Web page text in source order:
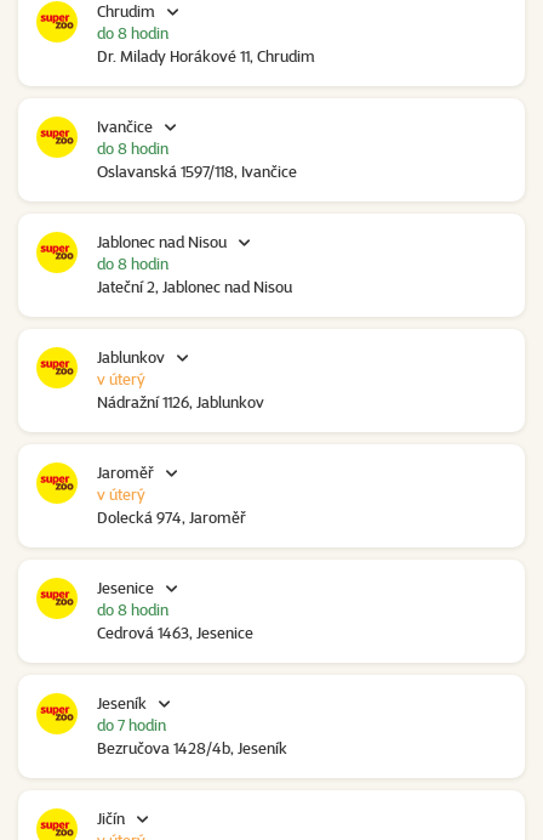
Chrudim
Dr. Milady Horákové 11, Chrudim
do 8 hodin
Ivančice
Oslavanská 1597/118, Ivančice
do 8 hodin
Jablonec nad Nisou
Jateční 2, Jablonec nad Nisou
do 8 hodin
Jablunkov
Nádražní 1126, Jablunkov
v úterý
Jaroměř
Dolecká 974, Jaroměř
v úterý
Jesenice
Cedrová 1463, Jesenice
do 8 hodin
Jeseník
Bezručova 1428/4b, Jeseník
do 7 hodin
Jičín